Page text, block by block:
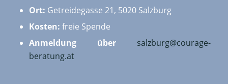
Ort: Getreidegasse 21, 5020 Salzburg
Kosten: freie Spende
Anmeldung über
salzburg@courage-
beratung.at